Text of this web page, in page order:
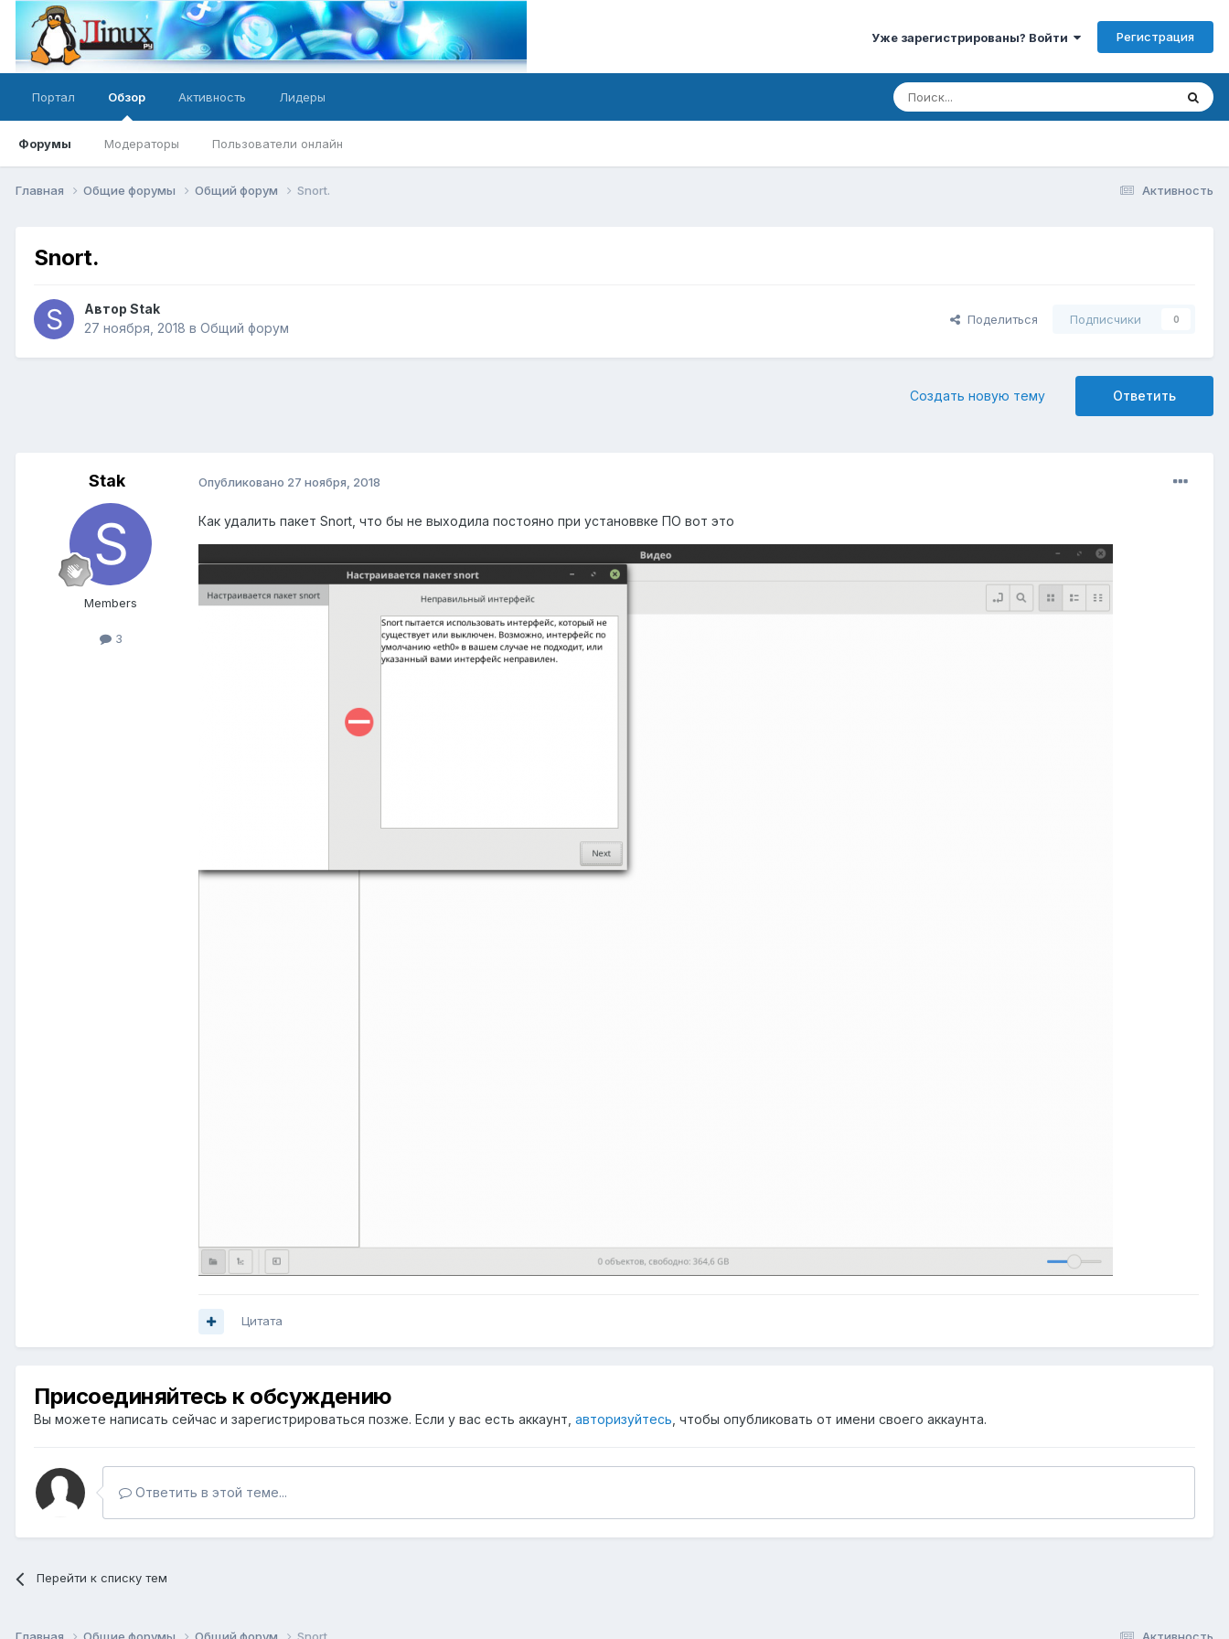
Уже зарегистрированы? Войти Регистрация
Портал Обзор
Форумы Модераторы Пользователи онлайн
Активность Лидеры
Активность
Главная Общие форумы Общий форум Snort.
Snort.
Автор Stak
27 ноября, 2018 в Общий форум
Поделиться Подписчики 0
Ответить
Создать новую тему
Stak
Members
3
Опубликовано 27 ноября, 2018
Как удалить пакет Snort, что бы не выходила постояно при установвке ПО вот это
Цитата
Присоединяйтесь к обсуждению
Вы можете написать сейчас и зарегистрироваться позже. Если у вас есть аккаунт, авторизуйтесь , чтобы опубликовать от имени своего аккаунта.
Ответить в этой теме...
Перейти к списку тем